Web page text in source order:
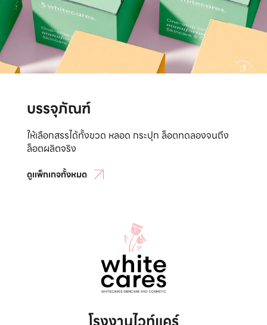
บรรจุภัณฑ์
ให้เลือกสรรได้ทั้งขวด หลอด กระปุก ล็อตทดลองจนถึง
ล็อตผลิตจริง
ดูแพ็กเกจทั้งหมด